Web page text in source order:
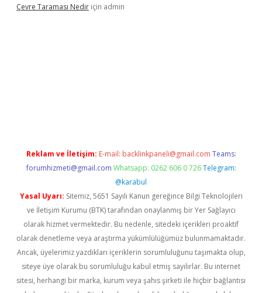
Çevre Taraması Nedir için admin
Reklam ve İletişim: E-mail: backlinkpaneli@gmail.com Teams:
forumhizmeti@gmail.com Whatsapp: 0262 606 0 726 Telegram:
@karabul
Yasal Uyarı: Sitemiz, 5651 Sayılı Kanun gereğince Bilgi Teknolojileri
ve İletişim Kurumu (BTK) tarafından onaylanmış bir Yer Sağlayıcı
olarak hizmet vermektedir. Bu nedenle, sitedeki içerikleri proaktif
olarak denetleme veya araştırma yükümlülüğümüz bulunmamaktadır.
Ancak, üyelerimiz yazdıkları içeriklerin sorumluluğunu taşımakta olup,
siteye üye olarak bu sorumluluğu kabul etmiş sayılırlar. Bu internet
sitesi, herhangi bir marka, kurum veya şahıs şirketi ile hiçbir bağlantısı